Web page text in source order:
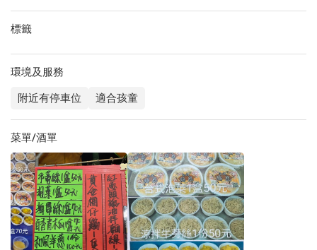
標籤
環境及服務
附近有停車位 適合孩童
菜單/酒單